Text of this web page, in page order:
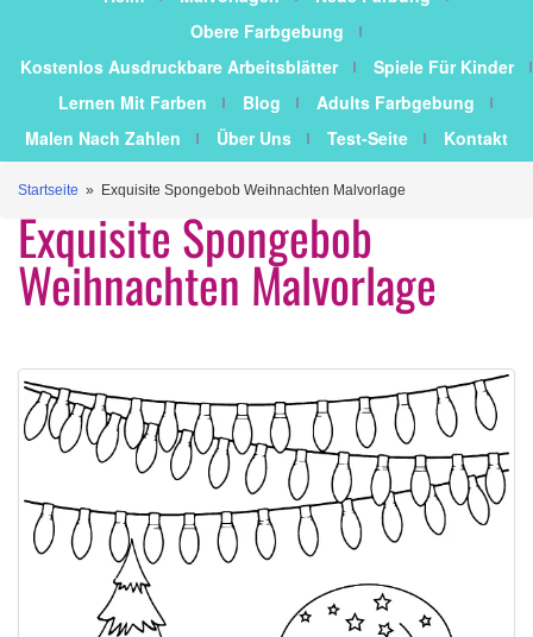
Obere Farbgebung
Kostenlos Ausdruckbare Arbeitsblätter
Spiele Für Kinder
Lernen Mit Farben
Blog
Adults Farbgebung
Malen Nach Zahlen
Über Uns Test-Seite Kontakt
Startseite » Exquisite Spongebob Weihnachten Malvorlage
Exquisite Spongebob
Weihnachten Malvorlage